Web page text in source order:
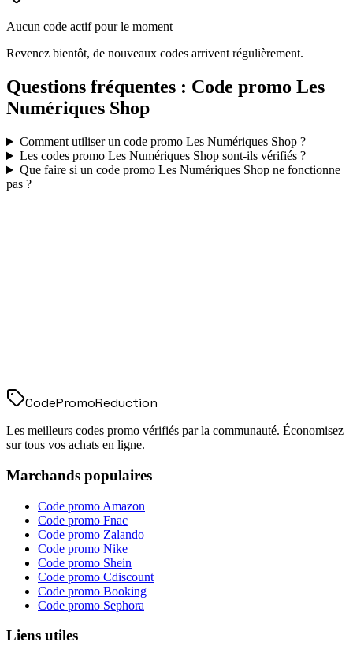
Aucun code actif pour le moment
Revenez bientôt, de nouveaux codes arrivent régulièrement.
Questions fréquentes : Code promo Les
Numériques Shop
Comment utiliser un code promo Les Numériques Shop?
Les codes promo Les Numériques Shopsont-ils vérifiés ?
Que faire si un code promo Les Numériques Shopne fonctionne
pas ?
CodePromoReduction
Les meilleurs codes promo vérifiés par la communauté. Économisez
sur tous vos achats en ligne.
Marchands populaires
Code promo Amazon
Code promo Fnac
Code promo Zalando
Code promo Nike
Code promo Shein
Code promo Cdiscount
Code promo Booking
Code promo Sephora
Liens utiles